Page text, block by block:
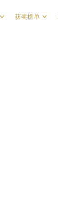
获奖榜单